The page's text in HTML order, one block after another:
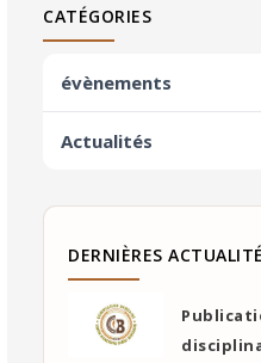
CATÉGORIES
évènements
Actualités
DERNIÈRES